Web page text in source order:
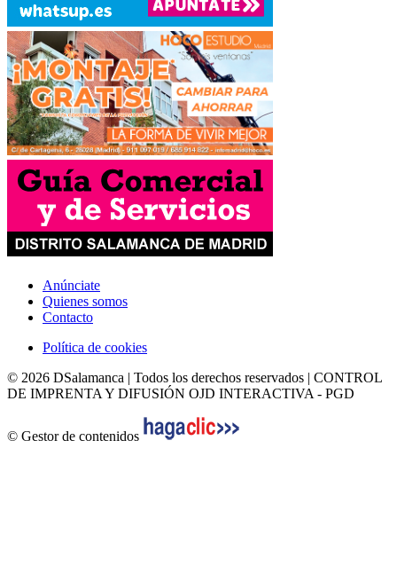
Anúnciate
Quienes somos
Contacto
Política de cookies
© 2026 DSalamanca | Todos los derechos reservados | CONTROL
DE IMPRENTA Y DIFUSIÓN OJD INTERACTIVA - PGD
© Gestor de contenidos